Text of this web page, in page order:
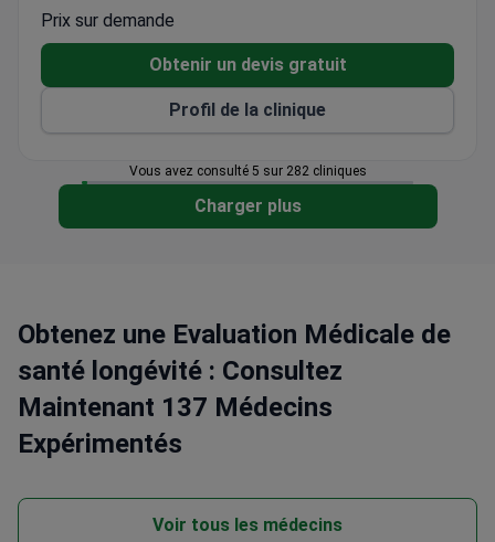
liposuccion VASER avec plus de 25 ans
d'expérience
Plus de 6 500 patients par an venant d'Europe, de
la Ligue arabe, des États-Unis et du Canada
Prix sur demande
Obtenir un devis gratuit
Profil de la clinique
Vous avez consulté 5 sur 282 cliniques
Charger plus
Obtenez une Evaluation Médicale de
santé longévité : Consultez
Maintenant 137 Médecins
Expérimentés
Voir tous les médecins